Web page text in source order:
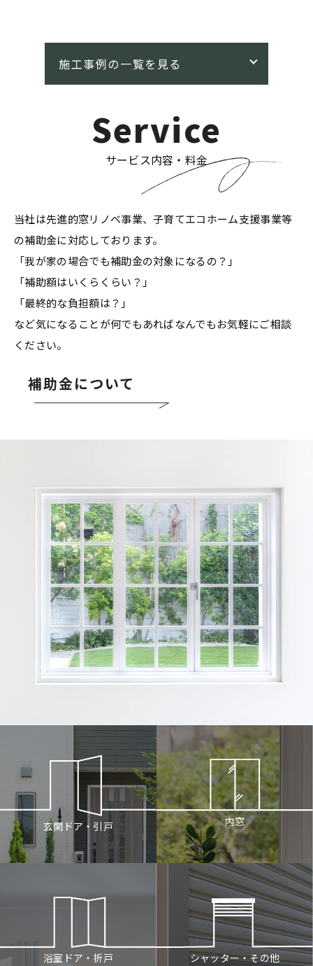
Service
サービス内容・料金
当社は先進的窓リノベ事業、子育てエコホーム支援事業等
の補助金に対応しております。
「我が家の場合でも補助金の対象になるの？」
「補助額はいくらくらい？」
「最終的な負担額は？」
など気になることが何でもあればなんでもお気軽にご相談
ください。
補助金について
玄関ドア・引戸 内窓
浴室ドア・折戸 シャッター・その他